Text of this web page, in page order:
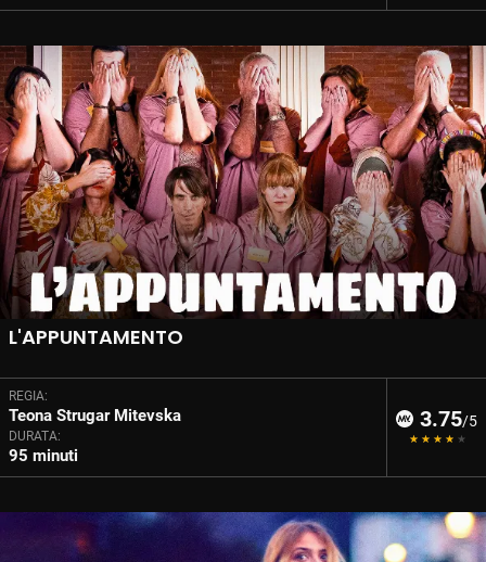
L'APPUNTAMENTO
REGIA:
Teona Strugar Mitevska
DURATA:
95 minuti
3.75/5